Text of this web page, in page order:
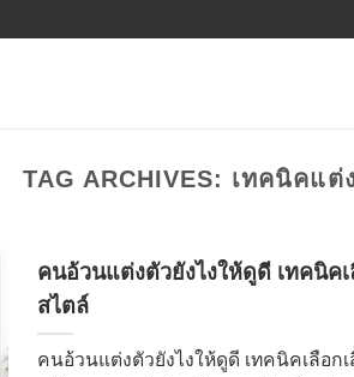
TAG ARCHIVES: เทคนิคแต่
คนอ้วนแต่งตัวยังไงให้ดูดี เทคนิค
สไตล์
คนอ้วนแต่งตัวยังไงให้ดูดี เทคนิคเลือก